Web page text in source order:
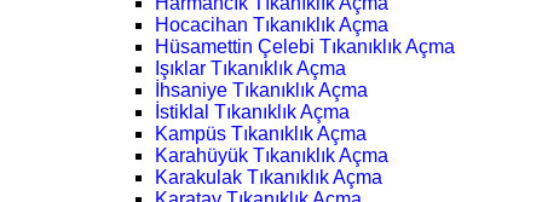
Hocacihan Tıkanıklık Açma
Hüsamettin Çelebi Tıkanıklık Açma
Işıklar Tıkanıklık Açma
İhsaniye Tıkanıklık Açma
İstiklal Tıkanıklık Açma
Kampüs Tıkanıklık Açma
Karahüyük Tıkanıklık Açma
Karakulak Tıkanıklık Açma